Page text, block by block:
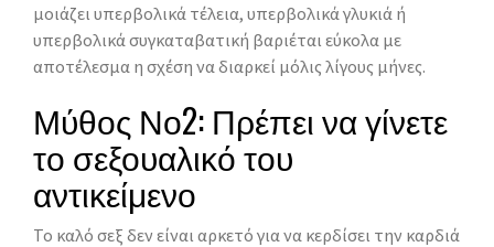
μοιάζει υπερβολικά τέλεια, υπερβολικά γλυκιά ή
υπερβολικά συγκαταβατική βαριέται εύκολα με
αποτέλεσμα η σχέση να διαρκεί μόλις λίγους μήνες.
Μύθος Νο2: Πρέπει να γίνετε
το σεξουαλικό του
αντικείμενο
Το καλό σεξ δεν είναι αρκετό για να κερδίσει την καρδιά